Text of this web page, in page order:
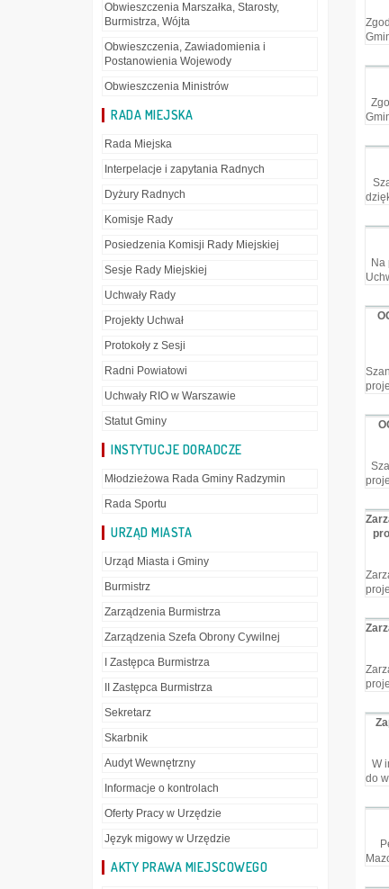
Obwieszczenia Marszałka, Starosty,
Burmistrza, Wójta
Obwieszczenia, Zawiadomienia i
Postanowienia Wojewody
Obwieszczenia Ministrów
RADA MIEJSKA
Rada Miejska
Interpelacje i zapytania Radnych
Dyżury Radnych
Komisje Rady
Posiedzenia Komisji Rady Miejskiej
Sesje Rady Miejskiej
Uchwały Rady
Projekty Uchwał
Protokoły z Sesji
Radni Powiatowi
Uchwały RIO w Warszawie
Statut Gminy
INSTYTUCJE DORADCZE
Młodzieżowa Rada Gminy Radzymin
Rada Sportu
URZĄD MIASTA
Urząd Miasta i Gminy
Burmistrz
Zarządzenia Burmistrza
Zarządzenia Szefa Obrony Cywilnej
I Zastępca Burmistrza
II Zastępca Burmistrza
Sekretarz
Skarbnik
Audyt Wewnętrzny
Informacje o kontrolach
Oferty Pracy w Urzędzie
Język migowy w Urzędzie
AKTY PRAWA MIEJSCOWEGO
Na
W
do